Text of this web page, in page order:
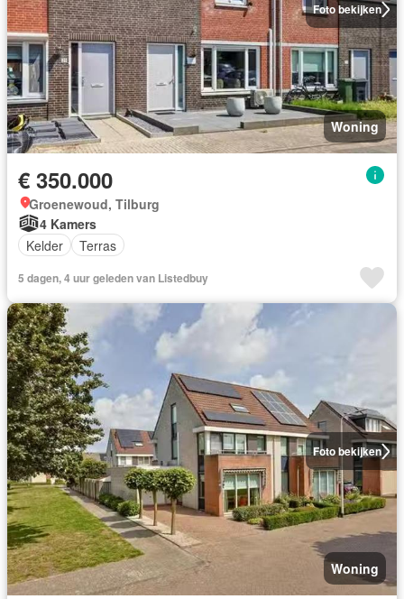
Foto bekijken
Woning
€ 350.000
Groenewoud, Tilburg
4 Kamers
Kelder
Terras
5 dagen, 4 uur geleden van Listedbuy
Foto bekijken
Woning